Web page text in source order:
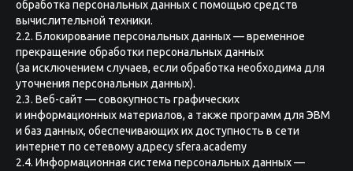
обработка персональных данных с помощью средств
вычислительной техники.
2.2. Блокирование персональных данных — временное
прекращение обработки персональных данных
(за исключением случаев, если обработка необходима для
уточнения персональных данных).
2.3. Веб-сайт — совокупность графических
и информационных материалов, а также программ для ЭВМ
и баз данных, обеспечивающих их доступность в сети
интернет по сетевому адресу sfera.academy
2.4. Информационная система персональных данных —